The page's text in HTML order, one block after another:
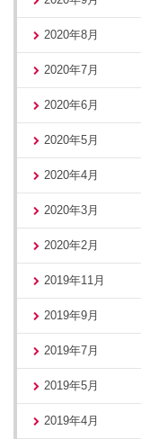
2020年8月
2020年7月
2020年6月
2020年5月
2020年4月
2020年3月
2020年2月
2019年11月
2019年9月
2019年7月
2019年5月
2019年4月